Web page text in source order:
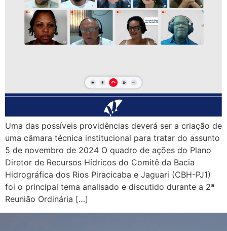
Uma das possíveis providências deverá ser a criação de
uma câmara técnica institucional para tratar do assunto
5 de novembro de 2024 O quadro de ações do Plano
Diretor de Recursos Hídricos do Comitê da Bacia
Hidrográfica dos Rios Piracicaba e Jaguari (CBH-PJ1)
foi o principal tema analisado e discutido durante a 2ª
Reunião Ordinária […]